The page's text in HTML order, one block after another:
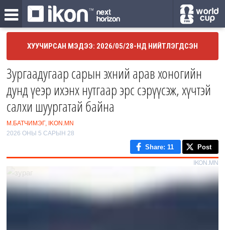
ХУУЧИРСАН МЭДЭЭ: 2026/05/28-НД НИЙТЛЭГДСЭН
Зургаадугаар сарын эхний арав хоногийн
дунд үеэр ихэнх нутгаар эрс сэрүүсэж, хүчтэй
салхи шуургатай байна
М.БАТЧИМЭГ, IKON.MN
2026 ОНЫ 5 САРЫН 28
Share: 11 Post
IKON.MN